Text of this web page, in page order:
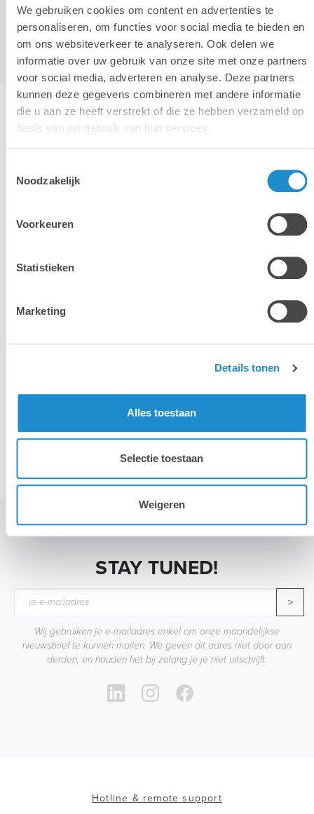
We gebruiken cookies om content en advertenties te
personaliseren, om functies voor social media te bieden en
om ons websiteverkeer te analyseren. Ook delen we
informatie over uw gebruik van onze site met onze partners
voor social media, adverteren en analyse. Deze partners
kunnen deze gegevens combineren met andere informatie
die u aan ze heeft verstrekt of die ze hebben verzameld op
basis van uw gebruik van hun services.
Noodzakelijk
Voorkeuren
Statistieken
Marketing
Details tonen
Alles toestaan
Selectie toestaan
Weigeren
Accessoires
STAY TUNED!
>
Wij gebruiken je e-mailadres enkel om onze maandelijkse
nieuwsbrief te kunnen mailen. We geven dit adres niet door aan
derden, en houden het bij zolang je je niet uitschrijft.
Hotline & remote support